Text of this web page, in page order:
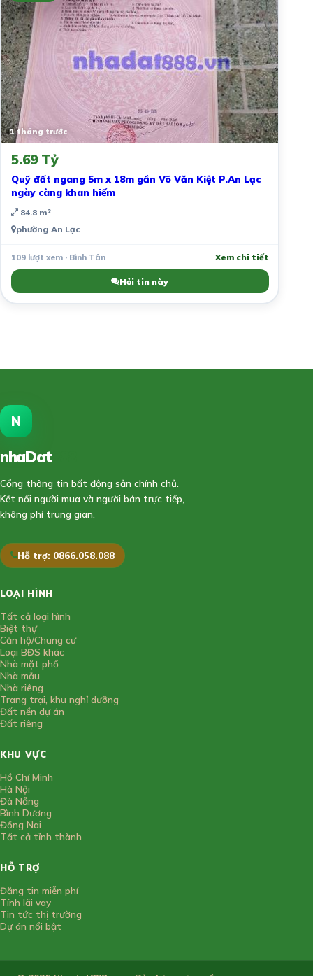
1 tháng trước
5.69 Tỷ
Quỹ đất ngang 5m x 18m gần Võ Văn Kiệt P.An Lạc
ngày càng khan hiếm
84.8 m²
phường An Lạc
109 lượt xem · Bình Tân Xem chi tiết
Hỏi tin này
N
nhaDat
Cổng thông tin bất động sản chính chủ.
Kết nối người mua và người bán trực tiếp,
không phí trung gian.
Hỗ trợ: 0866.058.088
LOẠI HÌNH
Tất cả loại hình
Biệt thự
Căn hộ/Chung cư
Loại BĐS khác
Nhà mặt phố
Nhà mẫu
Nhà riêng
Trang trại, khu nghỉ dưỡng
Đất nền dự án
Đất riêng
KHU VỰC
Hồ Chí Minh
Hà Nội
Đà Nẵng
Bình Dương
Đồng Nai
Tất cả tỉnh thành
HỖ TRỢ
Đăng tin miễn phí
Tính lãi vay
Tin tức thị trường
Dự án nổi bật